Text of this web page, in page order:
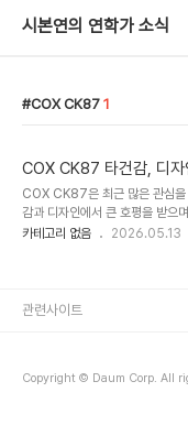
시본연의 연학가 소식
COX CK87 1
COX CK87 타건감, 디자
COX CK87은 최근 많은 관심을
감과 디자인에서 큰 호평을 받으
스팅에서는 COX CK87에 대한
가 작고, 효율적인 타이핑 환경을
카테고리 없음 2026.05.13
Copyright © Daum Corp. All
관련사이트